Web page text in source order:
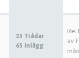
35 Trådar
65 Inlägg
av